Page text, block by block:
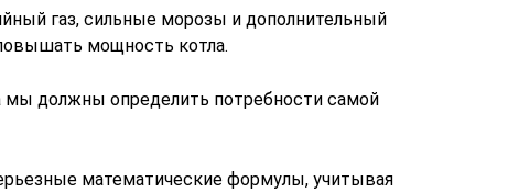
газ, сильные морозы и дополнительный
мощность котла.
мы должны определить потребности самой
математические формулы, учитывая